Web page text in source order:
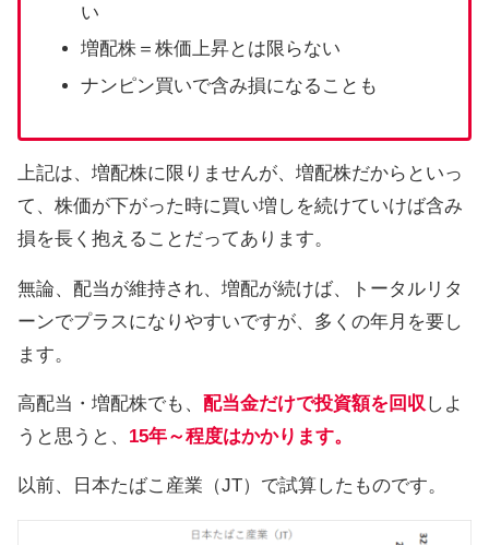
い
増配株＝株価上昇とは限らない
ナンピン買いで含み損になることも
上記は、増配株に限りませんが、増配株だからといっ
て、株価が下がった時に買い増しを続けていけば含み
損を長く抱えることだってあります。
無論、配当が維持され、増配が続けば、トータルリタ
ーンでプラスになりやすいですが、多くの年月を要し
ます。
高配当・増配株でも、 配当金だけで投資額を回収しよ
うと思うと、 15年～程度はかかります。
以前、日本たばこ産業（JT）で試算したものです。